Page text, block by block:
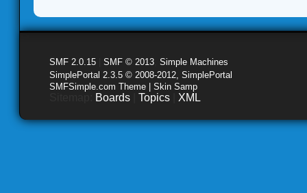
SMF 2.0.15 SMF © 2013 Simple Machines
SimplePortal 2.3.5 © 2008-2012, SimplePortal
SMFSimple.com Theme | Skin Samp
Boards Topics XML